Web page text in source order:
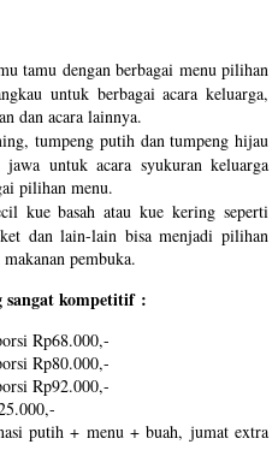
tamu dengan berbagai menu pilihan
untuk berbagai acara keluarga,
dan acara lainnya.
tumpeng putih dan tumpeng hijau
untuk acara syukuran keluarga
pilihan menu.
kue basah atau kue kering seperti
dan lain-lain bisa menjadi pilihan
pembuka.
kompetitif :
Rp68.000,-
Rp80.000,-
Rp92.000,-
putih + menu + buah, jumat extra